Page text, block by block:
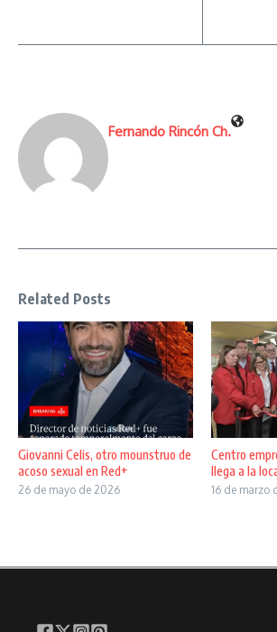
Fernando Rincón Ch.
Related Posts
Giovanni Celis, otro mounstruo de
acoso sexual en Red+
26 de mayo de 2026
Centro
llega a la
16 de marzo